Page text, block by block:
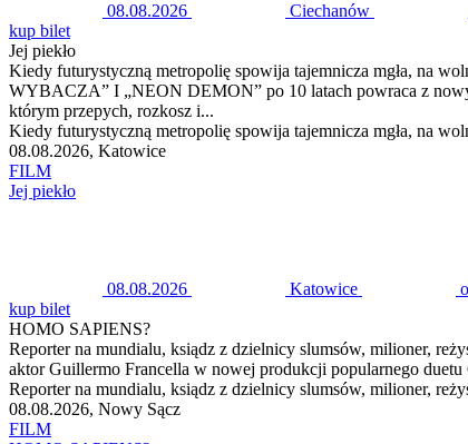
08.08.2026 Ciechanów
kup bilet
Jej piekło
Kiedy futurystyczną metropolię spowija tajemnicza mgła, na
WYBACZA” I „NEON DEMON” po 10 latach powraca z
którym przepych, rozkosz i...
Kiedy futurystyczną metropolię spowija tajemnicza mgła, na
08.08.2026, Katowice
FILM
Jej piekło
08.08.2026 Katowice
kup bilet
HOMO SAPIENS?
Reporter na mundialu, ksiądz z dzielnicy slumsów, milioner,
aktor Guillermo Francella w nowej produkcji popularnego
Reporter na mundialu, ksiądz z dzielnicy slumsów, milioner,
08.08.2026, Nowy Sącz
FILM